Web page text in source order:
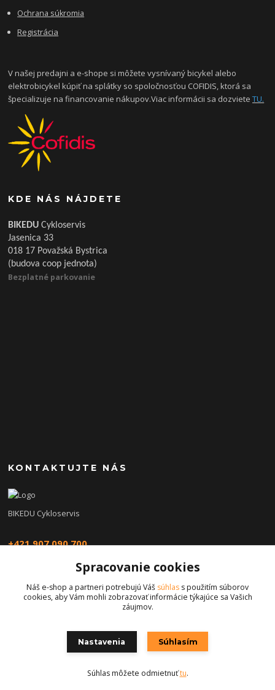
Ochrana súkromia
Registrácia
V našej predajni a e-shope si môžete vysnívaný bicykel alebo
elektrobicykel kúpiť na splátky so spoločnosťou COFIDIS, ktorá sa
špecializuje na financovanie nákupov.Viac informácii sa dozvieteTU.
KDE NÁS NÁJDETE
BIKEDUCykloservis
Jasenica 33
018 17 Považská Bystrica
(budova coop jednota)
Bezplatné parkovanie
KONTAKTUJTE NÁS
BIKEDU Cykloservis
+421 907 090 700
eshop@bikedu.sk
Vytvorené na
Eshop-rychlo.sk
Spracovanie cookies
Náš e-shop a partneri potrebujú Váš súhlas s použitím súborov
cookies, aby Vám mohli zobrazovať informácie týkajúce sa Vašich
záujmov.
Nastavenia Súhlasím
Súhlas môžete odmietnuťtu.